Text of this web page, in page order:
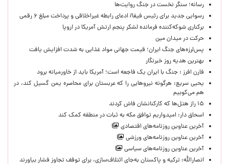
رسانه؛ سنگر نخست در جنگ روایت‌ها
رسوایی جدید برای رئیس فیفا/ ادعای رابطه غیراخلاقی و پرداخت مبلغ ۶ رقمی
برکناری شوکه‌کننده فرمانده لشکر پنجم ارتش آمریکا در اروپا
حركت در ميدان مين
پس‌لرزه‌های جنگ ایران؛ قیمت جهانی مواد غذایی به شدت افزایش یافت
بهترین هدیه روز خبرنگار
فارن افرز : جنگ با ایران یک فاجعه است؛ آمریکا باید از خاورمیانه برود
یحیی سریع: هرگونه نیروهایی را که عربستان برای محاصره یمن گسیل کند، در
هم می‌کوبیم
۱۵ راز هتل‌ها که کارکنانشان فاش کردند
اسحاق دار: امیدواریم توافق مکه به ثبات در منطقه کمک کند
آخرین عناوین روزنامه‌های اقتصادی
آخرین عناوین روزنامه‌های ورزشی
آخرین عناوین روزنامه‌های سیاسی
انصارالله: ترکیه و پاکستان به‌جای ائتلاف‌سازی، برای توقف تجاوز فشار بیاورند